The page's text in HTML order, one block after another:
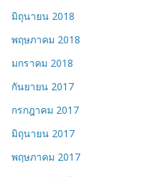
มิถุนายน 2018
พฤษภาคม 2018
มกราคม 2018
กันยายน 2017
กรกฎาคม 2017
มิถุนายน 2017
พฤษภาคม 2017